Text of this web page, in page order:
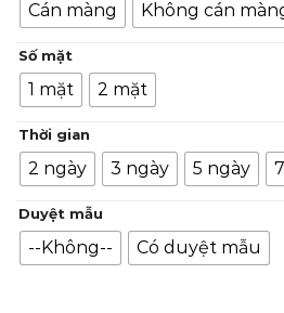
Cán màng Không cán
Số mặt
1 mặt 2 mặt
Thời gian
2 ngày 3 ngày 5 ngày
Duyệt mẫu
--Không-- Có duyệt mẫu